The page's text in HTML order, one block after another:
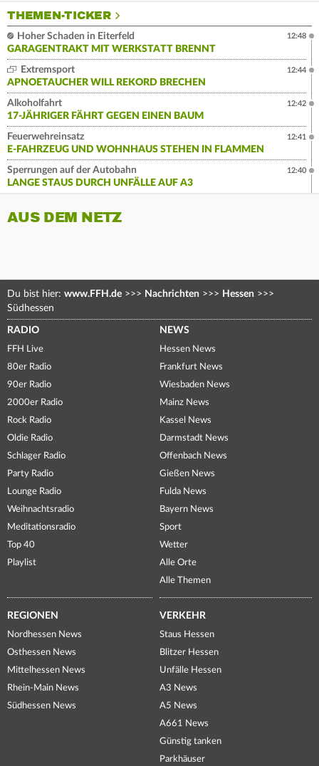
THEMEN-TICKER
Hoher Schaden in Eiterfeld
GARAGENTRAKT MIT WERKSTATT BRENNT
12:48
Extremsport
APNOETAUCHER WILL REKORD BRECHEN
12:44
Alkoholfahrt
17-JÄHRIGER FÄHRT GEGEN EINEN BAUM
12:42
Feuerwehreinsatz
E-FAHRZEUG UND WOHNHAUS STEHEN IN FLAMMEN
12:41
Sperrungen auf der Autobahn
LANGE STAUS DURCH UNFÄLLE AUF A3
12:40
AUS DEM NETZ
Du bist hier: www.FFH.de >>> Nachrichten >>> Hessen >>>
Südhessen
RADIO
FFH Live
80er Radio
90er Radio
2000er Radio
Rock Radio
Oldie Radio
Schlager Radio
Party Radio
Lounge Radio
Weihnachtsradio
Meditationsradio
Top 40
Playlist
NEWS
Hessen News
Frankfurt News
Wiesbaden News
Mainz News
Kassel News
Darmstadt News
Offenbach News
Gießen News
Fulda News
Bayern News
Sport
Wetter
Alle Orte
Alle Themen
REGIONEN
Nordhessen News
Osthessen News
Mittelhessen News
Rhein-Main News
Südhessen News
VERKEHR
Staus Hessen
Blitzer Hessen
Unfälle Hessen
A3 News
A5 News
A661 News
Günstig tanken
Parkhäuser